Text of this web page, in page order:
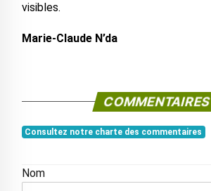
visibles.
Marie-Claude N’da
COMMENTAIRES
Consultez notre charte des commentaires
Nom